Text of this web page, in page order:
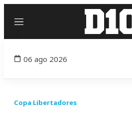
Menú
06 ago 2026
Copa Libertadores